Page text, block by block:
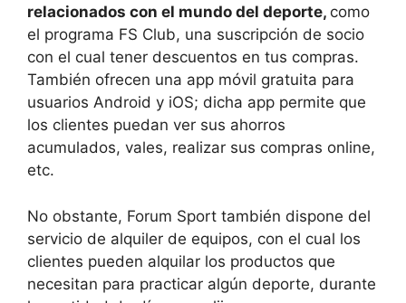
relacionados con el mundo del deporte, como
el programa FS Club, una suscripción de socio
con el cual tener descuentos en tus compras.
También ofrecen una app móvil gratuita para
usuarios Android y iOS; dicha app permite que
los clientes puedan ver sus ahorros
acumulados, vales, realizar sus compras online,
etc.
No obstante, Forum Sport también dispone del
servicio de alquiler de equipos, con el cual los
clientes pueden alquilar los productos que
necesitan para practicar algún deporte, durante